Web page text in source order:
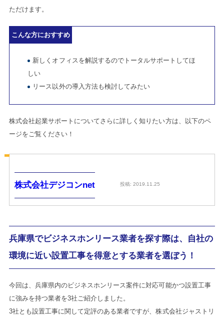
ただけます。
こんな方におすすめ
新しくオフィスを解説するのでトータルサポートしてほ
しい
リース以外の導入方法も検討してみたい
株式会社起業サポートについてさらに詳しく知りたい方は、以下のペ
ージをご覧ください！
株式会社デジコンnet 投稿: 2019.11.25
兵庫県でビジネスホンリース業者を探す際は、自社の
環境に近い設置工事を得意とする業者を選ぼう！
今回は、兵庫県内のビジネスホンリース案件に対応可能かつ設置工事
に強みを持つ業者を3社ご紹介しました。
3社とも設置工事に関して定評のある業者ですが、株式会社ジャストリ